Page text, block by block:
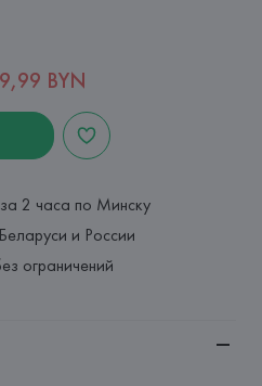
BYN
2 часа по Минску
и России
ограничений